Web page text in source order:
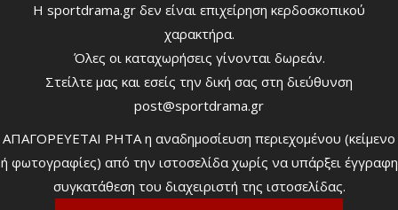
Η sportdrama.gr δεν είναι επιχείρηση κερδοσκοπικού
χαρακτήρα.
Όλες οι καταχωρήσεις γίνονται δωρεάν.
Στείλτε μας και εσείς την δική σας στη διεύθυνση
post@sportdrama.gr
ΑΠΑΓΟΡΕΥΕΤΑΙ ΡΗΤΑ η αναδημοσίευση περιεχομένου (κείμενο
ή φωτογραφίες) από την ιστοσελίδα χωρίς να υπάρξει έγγραφη
συγκατάθεση του διαχειριστή της ιστοσελίδας.